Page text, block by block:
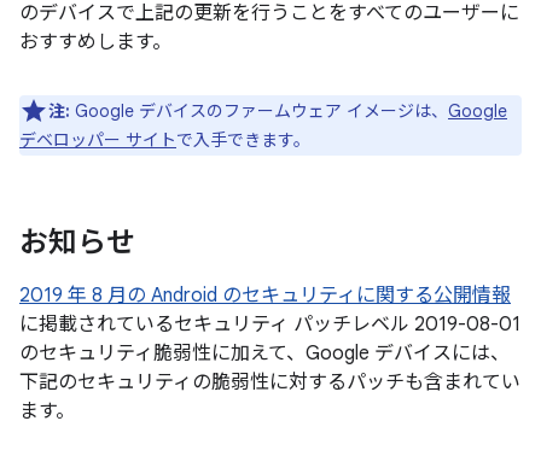
のデバイスで上記の更新を行うことをすべてのユーザーに
おすすめします。
注: Google デバイスのファームウェア イメージは、 Google
デベロッパー サイトで入手できます。
お知らせ
2019 年 8 月の Android のセキュリティに関する公開情報
に掲載されているセキュリティ パッチレベル 2019-08-01
のセキュリティ脆弱性に加えて、Google デバイスには、
下記のセキュリティの脆弱性に対するパッチも含まれてい
ます。